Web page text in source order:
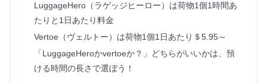
LuggageHero（ラゲッジヒーロー）は荷物1個1時間あ
たりと1日あたり料金
Vertoe（ヴェルトー）は荷物1個1日あたり＄5.95～
「LuggageHeroかvertoeか？」どちらがいいかは、預
ける時間の長さで選ぼう！